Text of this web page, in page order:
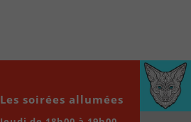
00:00
Les soirées allumées